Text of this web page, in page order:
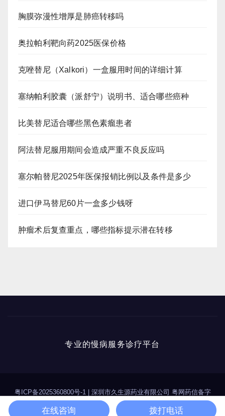
胸膜弥漫性增厚是肺癌转移吗
奥拉帕利靶向药2025医保价格
克唑替尼（Xalkori）一盒服用时间的详细计算
塞纳帕利胶囊（派舒宁）说明书、适合哪些癌种
比美替尼适合哪些黑色素瘤患者
阿法替尼服用期间会造成严重不良反应吗
塞尔帕替尼2025年医保报销比例以及条件是多少
进口伊马替尼60片一盒多少钱呀
肿瘤术后复查重点，哪些指标提示潜在转移
专业的慢病服务诊疗平台
粤ICP备2025360800号-1
深圳市久生源药业有限公司 粤网药信备字
（2025）第00114号
在线咨询 拨打电话